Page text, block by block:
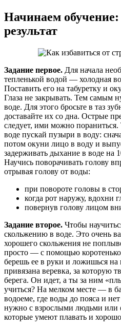
Начинаем обучение:
результат
Задание первое. Для начала
тепленькой водой — холодная
Поставить его на табуретку и
Глаза не закрывать. Тем самым
воде. Для этого бросьте в таз
доставайте их со дна. Острые
следует, ими можно
воде пускай пузыри в воду:
потом окуни лицо в воду и
задерживать дыхание в воде на
Научись поворачивать голову
отрывая голову от воды:
при повороте головы в
когда рот наружу, вдохни
повернув голову лицом
Задание второе. Чтобы
скольжению в воде. Это очень
хорошего скольжения не
просто — с помощью
берешь ее в руки и ложишься на
привязана веревка, за которую
берега. Он идет, а ты за ним
учиться? На мелком месте — в
водоеме, где воды до пояса и
нужно с взрослыми людьми или
которые умеют плавать и